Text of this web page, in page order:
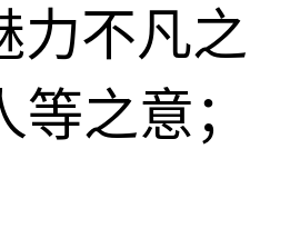
力不凡之
之意；